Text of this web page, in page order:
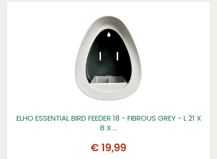
ELHO ESSENTIAL BIRD FEEDER 18 - FIBROUS GREY - L 21 X
B X …
€ 19,99